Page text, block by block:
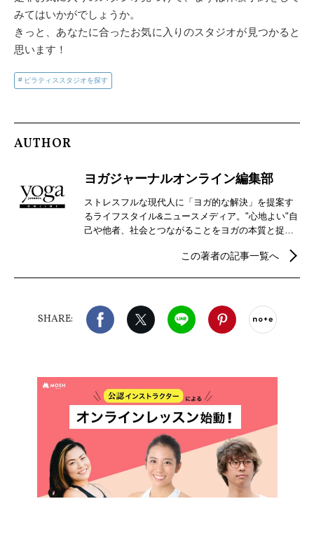
みてはいかがでしょうか。
きっと、あなたに合ったお気に入りのスタジオが見つかると
思います！
ピラティススタジオを探す
AUTHOR
ヨガジャーナルオンライン編集部
ストレスフルな現代人に「ヨガ的な解決」を提案す
るライフスタイル&ニュースメディア。"心地よい"自
己や他者、社会とつながることをヨガの本質と捉
などウェルビーイングを実現するための情報を発
この著者の記事一覧へ
SHARE:
Facebook X（旧twitter）
LINE Pinterest